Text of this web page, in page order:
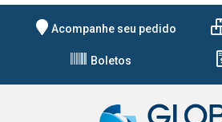
Acompanhe seu pedido
Boletos